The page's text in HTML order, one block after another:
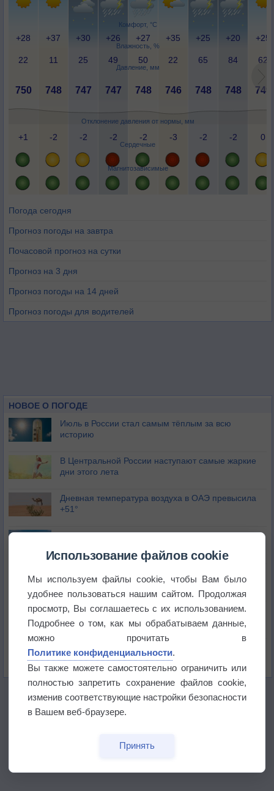
Комфорт, °C
Влажность, %
Давление, мм
Отклонение давления от нормы, мм
Сердечные
Магнитозависимые
+28 +37 +30 +26 +27 +35 +25 +20 +25
22 11 25 49 50 22 65 84 62
750 748 747 747 748 746 748 748 749
+1 -2 -2 -2 -2 -3 -2 -2 0
Погода сегодня
Прогноз погоды на завтра
Почасовой прогноз на сутки
Прогноз на 3 дня
Прогноз погоды на 14 дней
Прогноз погоды для водителей
НОВОЕ О ПОГОДЕ
Июль в России стал самым тёплым за всю
историю
В Центральной России наступают самые жаркие
дни этого лета
Дневная температура воздуха в ОАЭ превысила
+51°
Европейские столицы бьют рекорды жары
не выпадал дождь
Лето продолжит щедро раздавать своё тепло!
Погода в Екатеринбурге 5 августа
Использование файлов cookie
Мы используем файлы cookie, чтобы Вам было
удобнее пользоваться нашим сайтом. Продолжая
просмотр, Вы соглашаетесь с их использованием.
Подробнее о том, как мы обрабатываем данные,
можно прочитать в
Политике конфиденциальности.
Вы также можете самостоятельно ограничить или
полностью запретить сохранение файлов cookie,
изменив соответствующие настройки безопасности
в Вашем веб-браузере.
Принять